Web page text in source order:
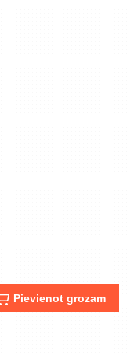
Pievienot grozam